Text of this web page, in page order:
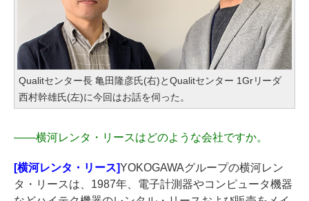
Qualitセンター長 亀田隆彦氏(右)とQualitセンター 1Grリーダ
西村幹雄氏(左)に今回はお話を伺った。
――横河レンタ・リースはどのような会社ですか。
[横河レンタ・リース]YOKOGAWAグループの横河レン
タ・リースは、1987年、電子計測器やコンピュータ機器